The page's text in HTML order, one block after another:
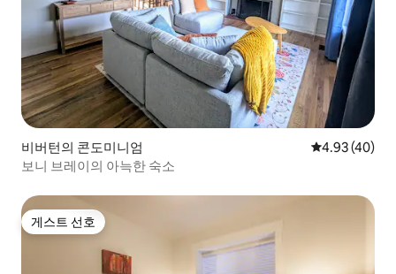
비버턴의 콘도미니엄 평점 4.93점(5
4.93 (40)
보니 브레이의 아늑한 숙소
게스트 선호
게스트 선호